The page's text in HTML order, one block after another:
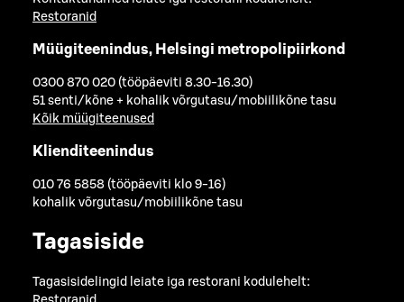
Restoranid
Müügiteenindus, Helsingi metropolipiirkond
0300 870 020 (tööpäeviti 8.30-16.30)
51 senti/kõne + kohalik võrgutasu/mobiilikõne tasu
Kõik müügiteenused
Klienditeenindus
010 76 5858 (tööpäeviti klo 9-16)
kohalik võrgutasu/mobiilikõne tasu
Tagasiside
Tagasisidelingid leiate iga restorani kodulehelt: